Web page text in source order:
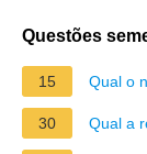
Questões
15 Qual o
30 Qual a